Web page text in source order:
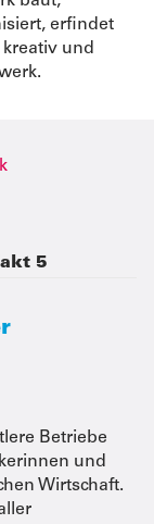
erfindet
und
5
Betriebe
und
Wirtschaft.